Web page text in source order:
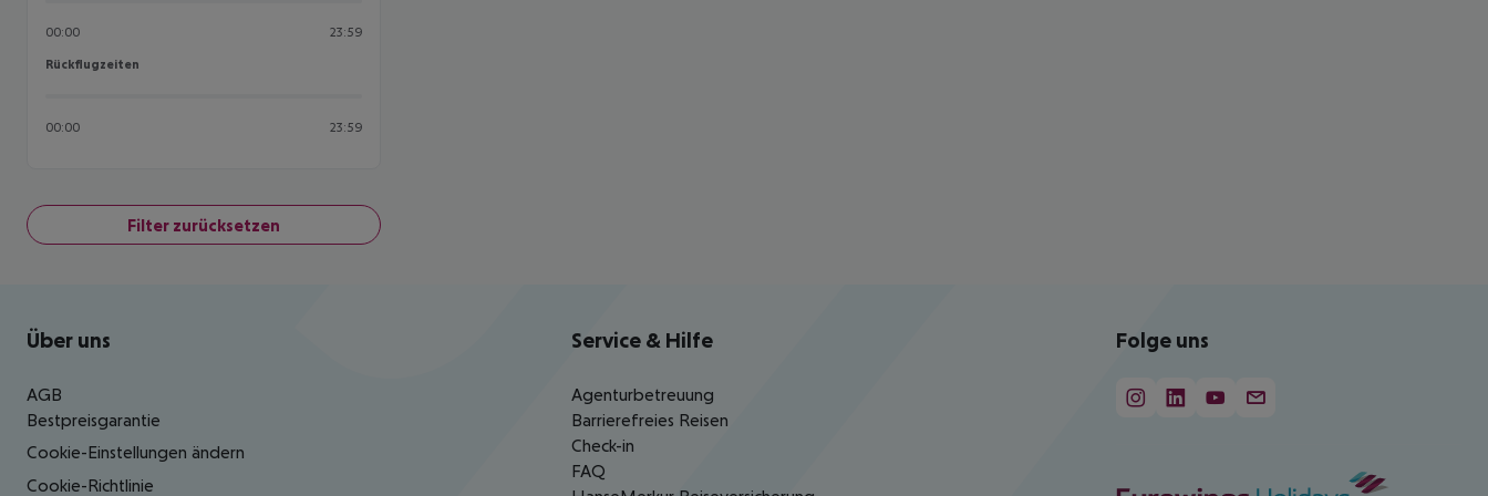
00:00 23:59
Rückflugzeiten
Rückflugzeiten
00:00 23:59
Filter zurücksetzen
Footer navigation
Über uns
AGB
Bestpreisgarantie
Cookie-Einstellungen ändern
Cookie-Richtlinie
Service & Hilfe
Agenturbetreuung
Barrierefreies Reisen
Check-in
FAQ
Folge uns